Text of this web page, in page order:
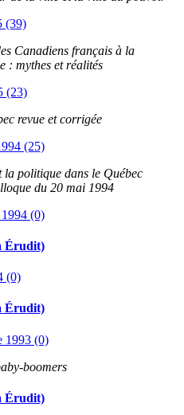
(39)
Canadiens français à la
: mythes et réalités
(23)
revue et corrigée
(25)
la politique dans le Québec
du 20 mai 1994
(0)
Érudit)
(0)
Érudit)
1993 (0)
boomers
Érudit)